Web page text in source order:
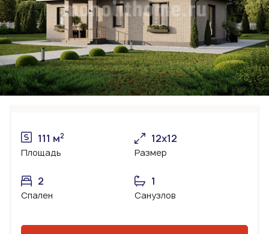
111 м2
Площадь
12х12
Размер
2
Спален
1
Санузлов